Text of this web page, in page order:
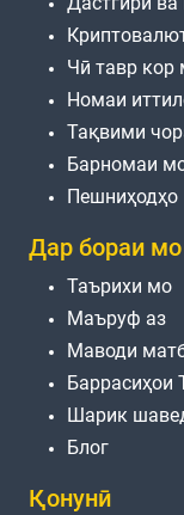
Чӣ тавр кор
Номаи
Тақвими
Барномаи
Пешниҳодҳо
Дар бораи мо
Таърихи мо
Маъруф аз
Маводи
Баррасиҳои
Шарик
Блог
Қонунӣ